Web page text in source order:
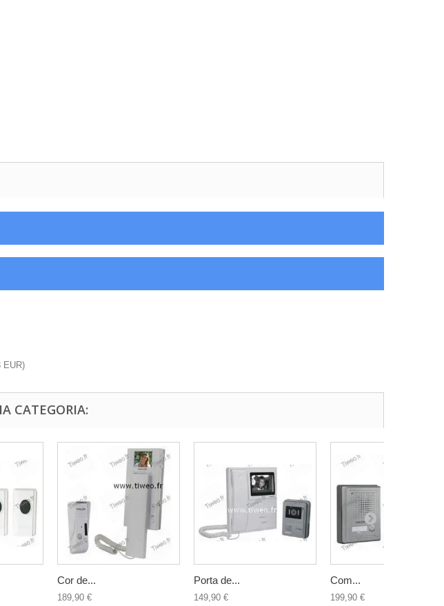
EUR)
CATEGORIA:
Cor de...
189,90 €
Porta de...
149,90 €
Com...
199,90 €